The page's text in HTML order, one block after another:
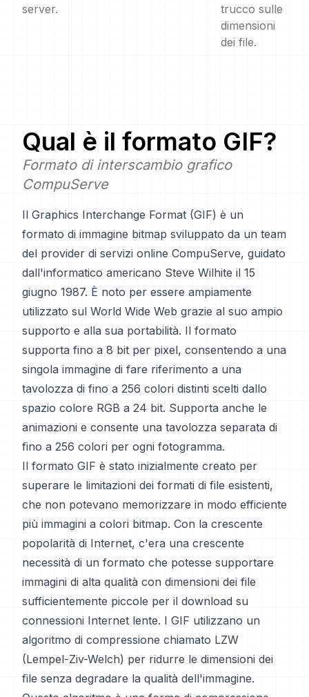
server.
trucco sulle
dimensioni
dei file.
Qual è il formato GIF?
Formato di interscambio grafico
CompuServe
Il Graphics Interchange Format (GIF) è un
formato di immagine bitmap sviluppato da un team
del provider di servizi online CompuServe, guidato
dall'informatico americano Steve Wilhite il 15
giugno 1987. È noto per essere ampiamente
utilizzato sul World Wide Web grazie al suo ampio
supporto e alla sua portabilità. Il formato
supporta fino a 8 bit per pixel, consentendo a una
singola immagine di fare riferimento a una
tavolozza di fino a 256 colori distinti scelti dallo
spazio colore RGB a 24 bit. Supporta anche le
animazioni e consente una tavolozza separata di
fino a 256 colori per ogni fotogramma.
Il formato GIF è stato inizialmente creato per
superare le limitazioni dei formati di file esistenti,
che non potevano memorizzare in modo efficiente
più immagini a colori bitmap. Con la crescente
popolarità di Internet, c'era una crescente
necessità di un formato che potesse supportare
immagini di alta qualità con dimensioni dei file
sufficientemente piccole per il download su
connessioni Internet lente. I GIF utilizzano un
algoritmo di compressione chiamato LZW
(Lempel-Ziv-Welch) per ridurre le dimensioni dei
file senza degradare la qualità dell'immagine.